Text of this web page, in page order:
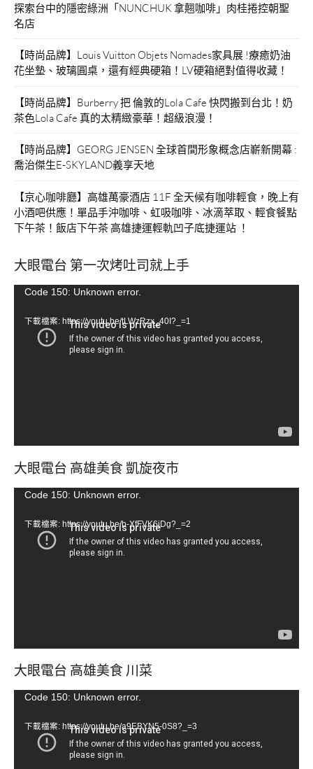
探索台中的隱密綠洲「NUNCHUK 拿翹咖啡」肉桂捲控朝聖
名店
【時尚品牌】Louis Vuitton Objets Nomades家具展 !療癒奶油
花坐墊、玻璃圓桌，還有經典硬箱！LV硬箱絕對值得收藏！
【時尚品牌】Burberry 把 倫敦的Lola Cafe 快閃搬到台北！奶
茶色Lola Cafe 真的太精緻豪華！超級浪漫！
【時尚品牌】GEORG JENSEN 全球首間形象概念店嶄新開幕 :
喬治傑生E-SKYLAND義享天地
【京心咖啡廳】高雄萬豪酒店 11F 全天候有咖啡輕食，晚上有
小酒吧供應！單品手沖咖啡、虹吸咖啡、冰滴萃取、輕食餐點
下午茶！飯店下午茶 高雄捷運輕軌凹子底捷運站 ！
大眼電台 第一次烤吐司就上手
視Code 150: Unknown error.
下載檔案: https://youtu.be/tLWzRzx_40I?_=1
大眼電台 高雄美食 凱旋夜市
視Code 150: Unknown error.
下載檔案: https://youtu.be/b-XfFVK6jDg?_=2
大眼電台 高雄美食 川菜
視Code 150: Unknown error.
下載檔案: https://youtu.be/a9EBYN5-0S8?_=3